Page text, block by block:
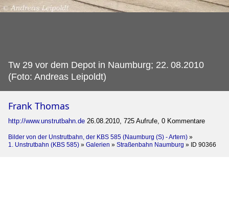
Tw 29 vor dem Depot in Naumburg; 22. 08.2010
(Foto: Andreas Leipoldt)
Frank Thomas
http://www.unstrutbahn.de 26.08.2010, 725 Aufrufe, 0 Kommentare
Bilder von der Unstrutbahn, der KBS 585 (Naumburg (S) - Artern) »
1. Unstrutbahn (KBS 585) » Galerien » Straßenbahn Naumburg » ID 90366